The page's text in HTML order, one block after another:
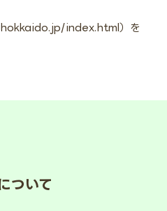
ついて
index.html）を